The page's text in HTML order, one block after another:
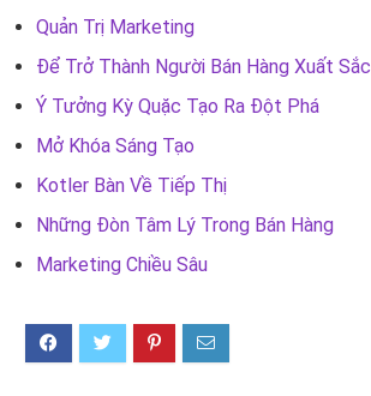
Quản Trị Marketing
Để Trở Thành Người Bán Hàng Xuất Sắc
Ý Tưởng Kỳ Quặc Tạo Ra Đột Phá
Mở Khóa Sáng Tạo
Kotler Bàn Về Tiếp Thị
Những Đòn Tâm Lý Trong Bán Hàng
Marketing Chiều Sâu